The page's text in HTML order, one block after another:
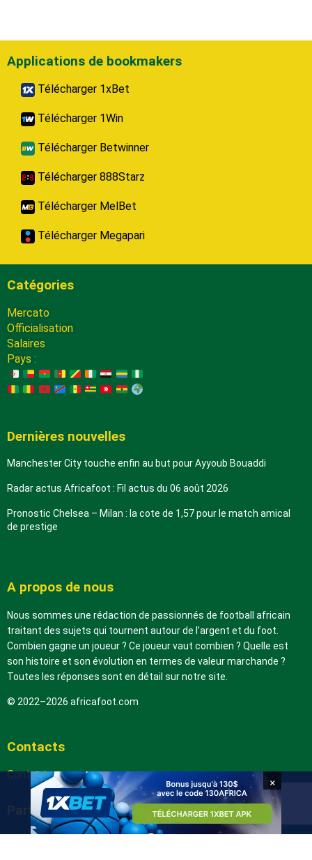
Applications de bookmakers
Télécharger 1xBet
Télécharger 1Win
Télécharger Betwinner
Télécharger 888Starz
Télécharger MelBet
Télécharger Megapari
Catégories
Mercato
Officialisation
Salaires
Pays :
Dernières nouvelles
Manchester City touche enfin au but pour Ayyoub Bouaddi
Radar actus Africafoot : Fil actus du 06 août 2026
Pronostic Chelsea – Milan : la cote de 1,57 pour le match amical
de prestige
A propos de nous
Nous sommes une rédaction de passionnés de football africain
traitant des sujets qui tournent autour de l’argent et du foot.
Combien gagne un joueur ? Ce joueur vaut combien ? Quelle est
son histoire et son évolution en termes de valeur marchande ?
Toutes les réponses sont en détail sur notre site.
© 2022–2026 africafoot.com
Contacts
Contactez-nous
Partenaires
arabic.africafoot.com
×